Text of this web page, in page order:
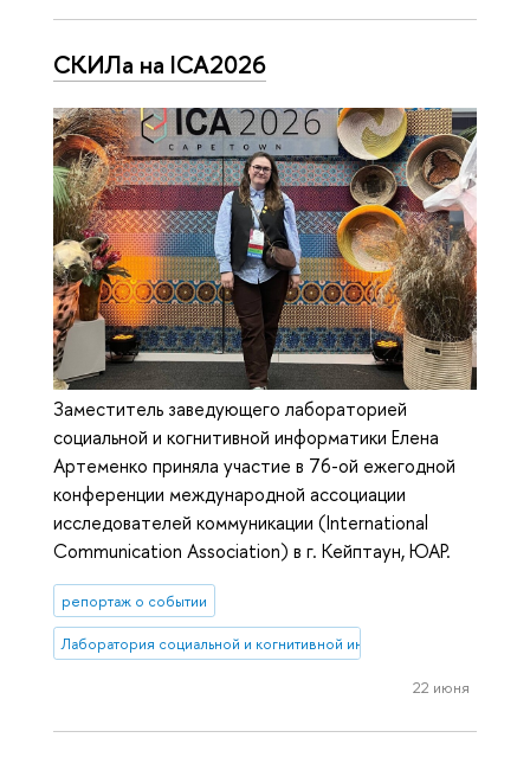
СКИЛа на ICA2026
Заместитель заведующего лабораторией
социальной и когнитивной информатики Елена
Артеменко приняла участие в 76-ой ежегодной
конференции международной ассоциации
исследователей коммуникации (International
Communication Association) в г. Кейптаун, ЮАР.
репортаж о событии
Лаборатория социальной и когнитивной информатики
22 июня